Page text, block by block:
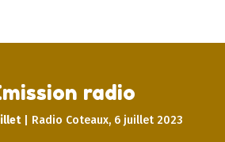
radio
| Radio Coteaux, 6 juillet 2023